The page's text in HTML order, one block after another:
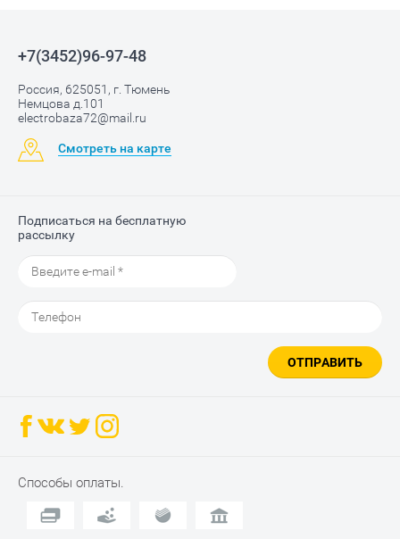
+7(3452)96-97-48
Россия, 625051, г. Тюмень
Немцова д.101
electrobaza72@mail.ru
Смотреть на карте
Подписаться на бесплатную
рассылку
ОТПРАВИТЬ
Способы оплаты.